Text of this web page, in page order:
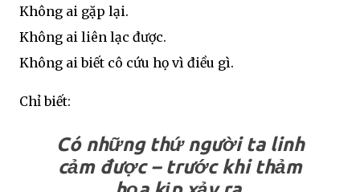
Không ai gặp lại.
Không ai liên lạc được.
Không ai biết cô cứu họ vì điều gì.
Chỉ biết:
Có những thứ người ta linh
cảm được – trước khi thảm